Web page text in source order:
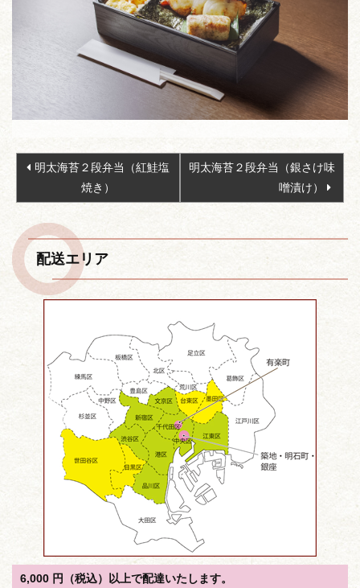
投
ナ
ビ
ゲ
ー
シ
明太海苔２段弁当（紅鮭塩
焼き）
明太海苔２段弁当（銀さけ味
噌漬け）
配送エリア
6,000 円（税込）以上で配達いたします。